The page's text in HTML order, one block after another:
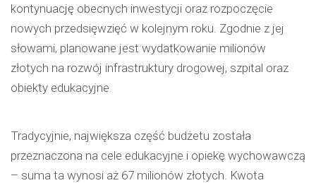
kontynuację obecnych inwestycji oraz rozpoczęcie
nowych przedsięwzięć w kolejnym roku. Zgodnie z jej
słowami, planowane jest wydatkowanie milionów
złotych na rozwój infrastruktury drogowej, szpital oraz
obiekty edukacyjne.
Tradycyjnie, największa część budżetu została
przeznaczona na cele edukacyjne i opiekę wychowawczą
– suma ta wynosi aż 67 milionów złotych. Kwota